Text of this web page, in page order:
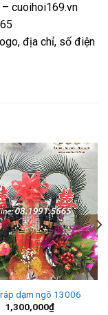
– cuoihoi169.vn
địa chỉ, số điện
dạm ngõ 13006
1,300,000₫